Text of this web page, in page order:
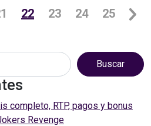
22 23 24 25
Buscar
completo, RTP, pagos y bonus
Revenge